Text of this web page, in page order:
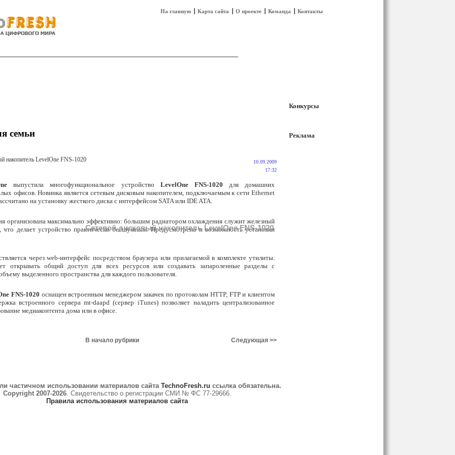
На главную Карта сайта О проекте Команда Контакты
семьи
Сетевой дисковый накопитель LevelOne FNS-1020
10.09.2009
17:32
выпустила многофункциональное устройство LevelOne FNS-1020 для домашних
офисов. Новинка является сетевым дисковым накопителем, подключаемым к сети Ethernet
на установку жесткого диска с интерфейсом SATA или IDE ATA.
организована максимально эффективно: большим радиатором охлаждения служит железный
что делает устройство практически бесшумным. Предусмотрена и возможность установки
через web-интерфейс посредством браузера или прилагаемой в комплекте утилиты.
открывать общий доступ для всех ресурсов или создавать запароленные разделы с
выделенного пространства для каждого пользователя.
FNS-1020 оснащен встроенным менеджером закачек по протоколам HTTP, FTP и клиентом
встроенного сервера mt-daapd (сервер iTunes) позволяет наладить централизованное
медиаконтента дома или в офисе.
В начало рубрики Следующая >>
Конкурсы
Реклама
частичном использовании материалов сайта TechnoFresh.ru ссылка обязательна.
Copyright 2007-2026. Свидетельство о регистрации СМИ № ФС 77-29666.
Правила использования материалов сайта